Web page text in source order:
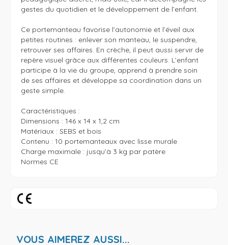
gestes du quotidien et le développement de l’enfant.
Ce portemanteau favorise l’autonomie et l’éveil aux
petites routines : enlever son manteau, le suspendre,
retrouver ses affaires. En crèche, il peut aussi servir de
repère visuel grâce aux différentes couleurs. L’enfant
participe à la vie du groupe, apprend à prendre soin
de ses affaires et développe sa coordination dans un
geste simple.
Caractéristiques :
Dimensions : 146 x 14 x 1,2 cm
Matériaux : SEBS et bois
Contenu : 10 portemanteaux avec lisse murale
Charge maximale : jusqu’à 3 kg par patère
Normes CE
VOUS AIMEREZ AUSSI...